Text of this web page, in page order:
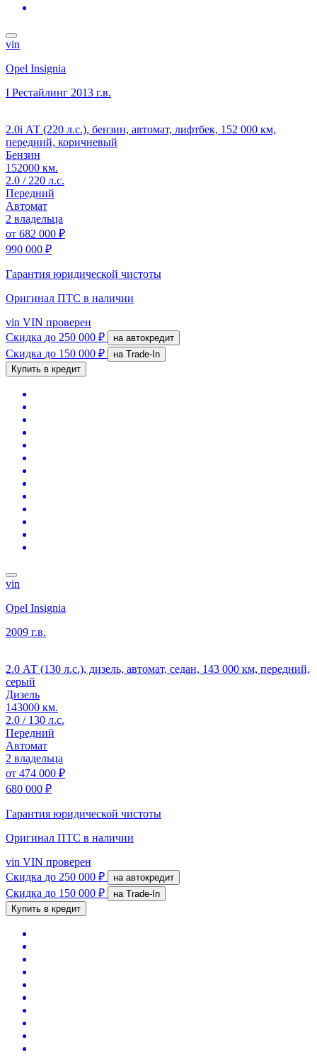
vin
Opel Insignia
I Рестайлинг 2013 г.в.
2.0i АТ (220 л.с.), бензин, автомат, лифтбек, 152 000 км,
передний, коричневый
Бензин
152000 км.
2.0 / 220 л.с.
Передний
Автомат
2 владельца
от 682 000 ₽
990 000 ₽
Гарантия юридической чистоты
Оригинал ПТС в наличии
vin VIN проверен
Скидка до 250 000 ₽ на автокредит
Скидка до 150 000 ₽
на Trade-In
Купить в кредит
vin
Opel Insignia
2009 г.в.
2.0 АТ (130 л.с.), дизель, автомат, седан, 143 000 км, передний,
серый
Дизель
143000 км.
2.0 / 130 л.с.
Передний
Автомат
2 владельца
от 474 000 ₽
680 000 ₽
Гарантия юридической чистоты
Оригинал ПТС в наличии
vin VIN проверен
Скидка до 250 000 ₽ на автокредит
Скидка до 150 000 ₽
на Trade-In
Купить в кредит